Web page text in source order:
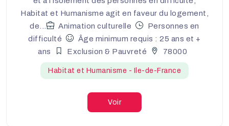
Habitat et Humanisme agit en faveur du logement,
de...
Animation culturelle
Personnes en
difficulté
Âge minimum requis : 25 ans et +
ans
Exclusion & Pauvreté 78000
Habitat et Humanisme - Ile-de-France
Voir